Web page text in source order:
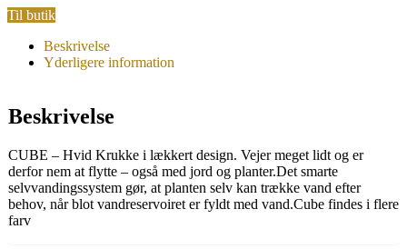
Til butik
Beskrivelse
Yderligere information
Beskrivelse
CUBE – Hvid Krukke i lækkert design. Vejer meget lidt og er
derfor nem at flytte – også med jord og planter.Det smarte
selvvandingssystem gør, at planten selv kan trække vand efter
behov, når blot vandreservoiret er fyldt med vand.Cube findes i flere
farv